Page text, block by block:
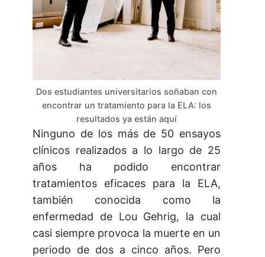
Dos estudiantes universitarios soñaban con
encontrar un tratamiento para la ELA: los
resultados ya están aquí
Ninguno de los más de 50 ensayos
clínicos realizados a lo largo de 25
años ha podido encontrar
tratamientos eficaces para la ELA,
también conocida como la
enfermedad de Lou Gehrig, la cual
casi siempre provoca la muerte en un
periodo de dos a cinco años. Pero